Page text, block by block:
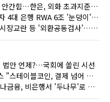
'달러 붙잡기' 안간힘…한은, 외화 초과지준에 이자 6개월 더
환율 14원 뛰자 4대 은행 RWA 6조 '눈덩이'…2배 뛴 2분기는?
한은·금감원, 시장교란 등 '외환공동검사'…환율 급등 전방위 대응
법안 언제?…국회에 쏠린 시선
BOK 컨퍼런스 "스테이블코인, 결제 넘어 보험 대출 등 금융 연결 도구"
M&A 잠룡 하나금융, 비은행서 '두나무'로 눈돌린 이유는